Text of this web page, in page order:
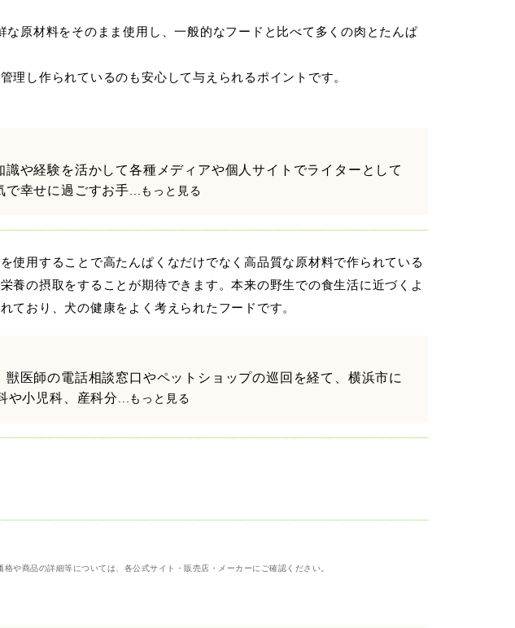
原材料をそのまま使用し、一般的なフードと比べて多くの肉とたんぱ
し作られているのも安心して与えられるポイントです。
や経験を活かして各種メディアや個人サイトでライターとして
で幸せに過ごすお手 ...もっと見る
使用することで高たんぱくなだけでなく高品質な原材料で作られている
養の摂取をすることが期待できます。本来の野生での食生活に近づくよ
ており、犬の健康をよく考えられたフードです。
医師の電話相談窓口やペットショップの巡回を経て、横浜市に
や小児科、産科分...もっと見る
や商品の詳細等については、各公式サイト・販売店・メーカーにご確認ください。